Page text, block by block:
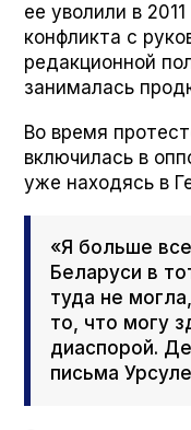
ее уволили в
конфликта с
редакционной
занималась
Во время
включилась в
уже находясь в
«Я больше
Беларуси в
туда не
то, что могу
диаспорой.
письма